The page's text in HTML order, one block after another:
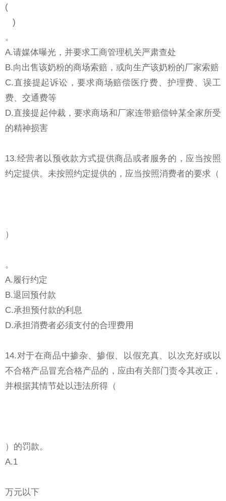
(
)
。
A.请媒体曝光，并要求工商管理机关严肃查处
B.向出售该奶粉的商场索赔，或向生产该奶粉的厂家索赔
C.直接提起诉讼，要求商场赔偿医疗费、护理费、误工
费、交通费等
D.直接提起仲裁，要求商场和厂家连带赔偿钟某全家所受
的精神损害
13.经营者以预收款方式提供商品或者服务的，应当按照
约定提供。未按照约定提供的，应当按照消费者的要求（
）
。
A.履行约定
B.退回预付款
C.承担预付款的利息
D.承担消费者必须支付的合理费用
14.对于在商品中掺杂、掺假、以假充真、以次充好或以
不合格产品冒充合格产品的，应由有关部门责令其改正，
并根据其情节处以违法所得（
）的罚款。
A.1
万元以下